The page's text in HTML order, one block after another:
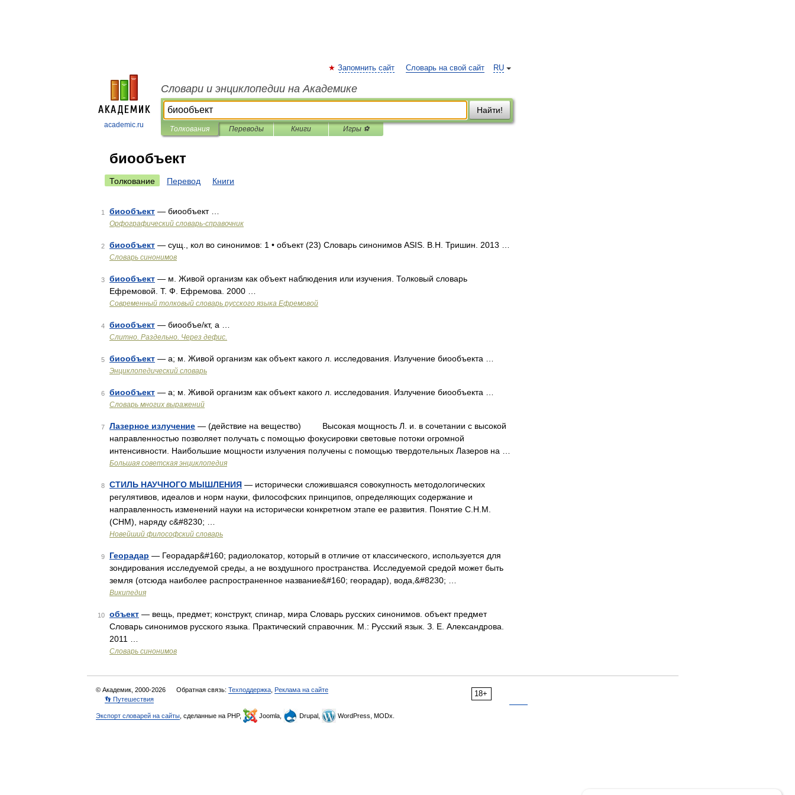
academic.ru
RU
Запомнить сайт Словарь на свой сайт
Словари и энциклопедии на Академике
Найти!
Толкования Переводы Книги Игры ⚽
биообъект
Толкование Перевод Книги
1 биообъект — биообъект …
Орфографический словарь-справочник
2 биообъект — сущ., кол во синонимов: 1 • объект (23) Словарь синонимов ASIS. В.Н. Тришин. 2013 …
Словарь синонимов
3 биообъект — м. Живой организм как объект наблюдения или изучения. Толковый словарь
Ефремовой. Т. Ф. Ефремова. 2000 …
Современный толковый словарь русского языка Ефремовой
4 биообъект — биообъе/кт, а …
Слитно. Раздельно. Через дефис.
5 биообъект — а; м. Живой организм как объект какого л. исследования. Излучение биообъекта …
Энциклопедический словарь
6 биообъект — а; м. Живой организм как объект какого л. исследования. Излучение биообъекта …
Словарь многих выражений
7 Лазерное излучение — (действие на вещество) Высокая мощность Л. и. в сочетании с высокой
направленностью позволяет получать с помощью фокусировки световые потоки огромной
интенсивности. Наибольшие мощности излучения получены с помощью твердотельных Лазеров на …
Большая советская энциклопедия
8 СТИЛЬ НАУЧНОГО МЫШЛЕНИЯ — исторически сложившаяся совокупность методологических
регулятивов, идеалов и норм науки, философских принципов, определяющих содержание и
направленность изменений науки на исторически конкретном этапе ее развития. Понятие С.Н.М.
(СНМ), наряду с&#8230; …
Новейший философский словарь
9 Георадар — Георадар&#160; радиолокатор, который в отличие от классического, используется для
зондирования исследуемой среды, а не воздушного пространства. Исследуемой средой может быть
земля (отсюда наиболее распространенное название&#160; георадар), вода,&#8230; …
Википедия
10 объект — вещь, предмет; конструкт, спинар, мира Словарь русских синонимов. объект предмет
Словарь синонимов русского языка. Практический справочник. М.: Русский язык. З. Е. Александрова.
2011 …
Словарь синонимов
18+
© Академик, 2000-2026 Обратная связь: Техподдержка Реклама на сайте
👣 Путешествия
Экспорт словарей на сайты , сделанные на PHP, Joomla, Drupal, WordPress, MODx.